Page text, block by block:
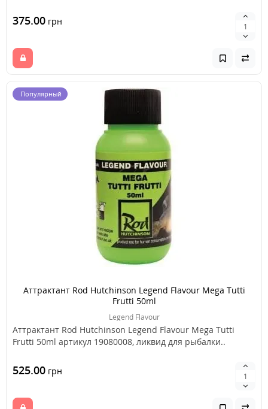
375.00 грн
Популярный
Аттрактант Rod Hutchinson Legend Flavour Mega Tutti
Frutti 50ml
Legend Flavour
Аттрактант Rod Hutchinson Legend Flavour Mega Tutti
Frutti 50ml артикул 19080008, ликвид для рыбалки..
525.00 грн